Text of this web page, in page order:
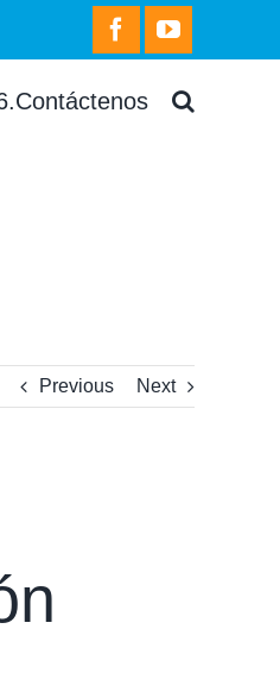
facebookyoutube
Previous Next